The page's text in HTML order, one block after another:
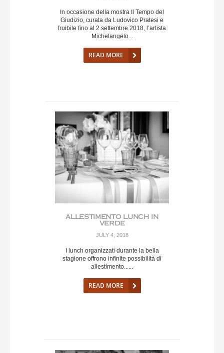
In occasione della mostra Il Tempo del
Giudizio, curata da Ludovico Pratesi e
fruibile fino al 2 settembre 2018, l’artista
Michelangelo...
READ MORE
ALLESTIMENTO LUNCH IN
VERDE
JULY 4, 2018
I lunch organizzati durante la bella
stagione offrono infinite possibilità di
allestimento......
READ MORE